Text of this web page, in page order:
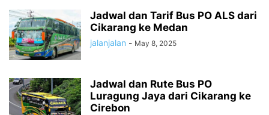
Jadwal dan Tarif Bus PO ALS dari
Cikarang ke Medan
jalanjalan - May 8, 2025
Jadwal dan Rute Bus PO
Luragung Jaya dari Cikarang ke
Cirebon